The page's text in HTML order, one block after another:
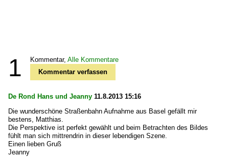
1 Kommentar, Alle Kommentare
Kommentar verfassen
De Rond Hans und Jeanny 11.8.2013 15:16
Die wunderschöne Straßenbahn Aufnahme aus Basel gefällt mir
bestens, Matthias.
Die Perspektive ist perfekt gewählt und beim Betrachten des Bildes
fühlt man sich mittrendrin in dieser lebendigen Szene.
Einen lieben Gruß
Jeanny